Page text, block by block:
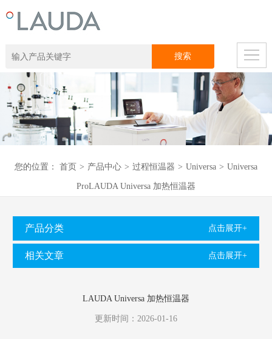
您的位置： 首页 > 产品中心 > 过程恒温器 > Universa > Universa
ProLAUDA Universa 加热恒温器
产品分类 点击展开+
相关文章 点击展开+
LAUDA Universa 加热恒温器
更新时间：2026-01-16